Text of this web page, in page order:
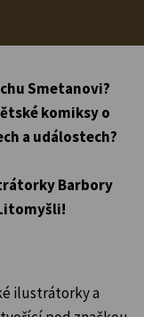
Smetanovi?
komiksy o
a událostech?
Barbory
ilustrátorky a